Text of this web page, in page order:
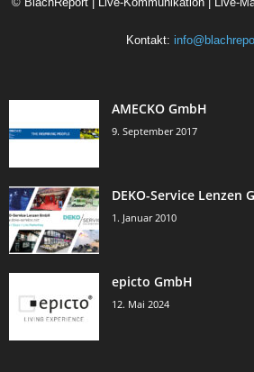
Kontakt:
AMECKO GmbH
9. September 2017
DEKO-Service Lenzen
1. Januar 2010
epicto GmbH
12. Mai 2024